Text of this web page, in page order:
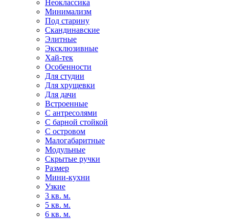
Неоклассика
Минимализм
Под старину
Скандинавские
Элитные
Эксклюзивные
Хай-тек
Особенности
Для студии
Для хрущевки
Для дачи
Встроенные
С антресолями
С барной стойкой
С островом
Малогабаритные
Модульные
Скрытые ручки
Размер
Мини-кухни
Узкие
3 кв. м.
5 кв. м.
6 кв. м.